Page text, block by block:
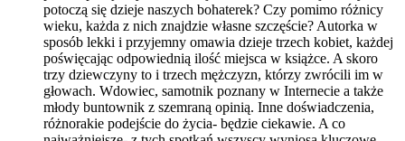
potoczą się dzieje naszych bohaterek? Czy pomimo różnicy
wieku, każda z nich znajdzie własne szczęście? Autorka w
sposób lekki i przyjemny omawia dzieje trzech kobiet, każdej
poświęcając odpowiednią ilość miejsca w książce. A skoro
trzy dziewczyny to i trzech mężczyzn, którzy zwrócili im w
głowach. Wdowiec, samotnik poznany w Internecie a także
młody buntownik z szemraną opinią. Inne doświadczenia,
różnorakie podejście do życia- będzie ciekawie. A co